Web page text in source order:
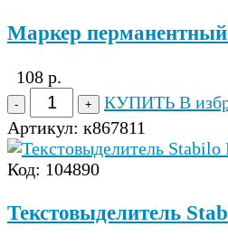
Маркер
108 р.
КУПИТЬ В
Артикул: к867811
Код: 104890
Текстовыделитель